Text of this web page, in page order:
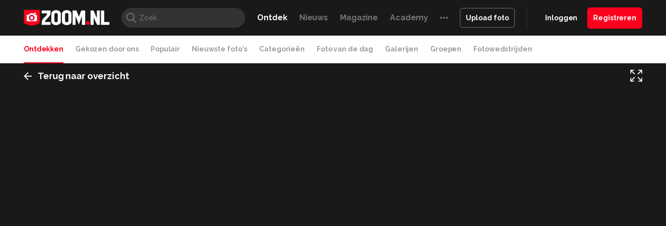
Ontdek Nieuws Magazine Academy Upload foto Inloggen Registreren
Ontdekken Gekozen door ons Populair Nieuwste foto's Categorieën Foto van de dag Galerijen Groepen Fotowedstrijden
Terug naar overzicht